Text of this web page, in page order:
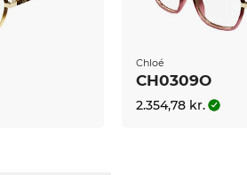
bliver kaldt udsalg, er hos
Chloé
CH0309O
2.354,78 kr.